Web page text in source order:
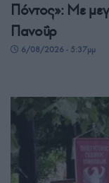
Πόντος»: Με
Πανοΰρ
6/08/2026 - 5:37μμ